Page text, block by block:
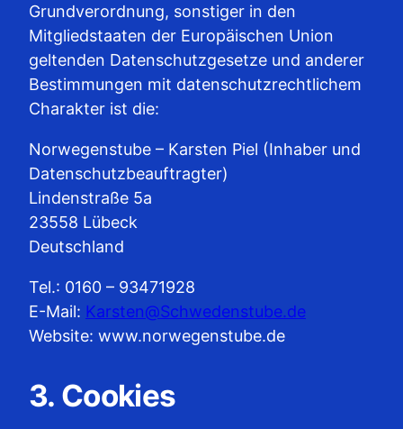
Grundverordnung, sonstiger in den
Mitgliedstaaten der Europäischen Union
geltenden Datenschutzgesetze und anderer
Bestimmungen mit datenschutzrechtlichem
Charakter ist die:
Norwegenstube – Karsten Piel (Inhaber und
Datenschutzbeauftragter)
Lindenstraße 5a
23558 Lübeck
Deutschland
Tel.: 0160 – 93471928
E-Mail: Karsten@Schwedenstube.de
Website: www.norwegenstube.de
3. Cookies